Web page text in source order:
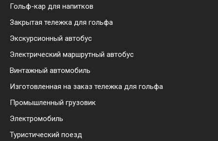
Гольф-кар для напитков
Закрытая тележка для гольфа
Экскурсионный автобус
Электрический маршрутный автобус
Винтажный автомобиль
Изготовленная на заказ тележка для гольфа
Промышленный грузовик
Электромобиль
Туристический поезд